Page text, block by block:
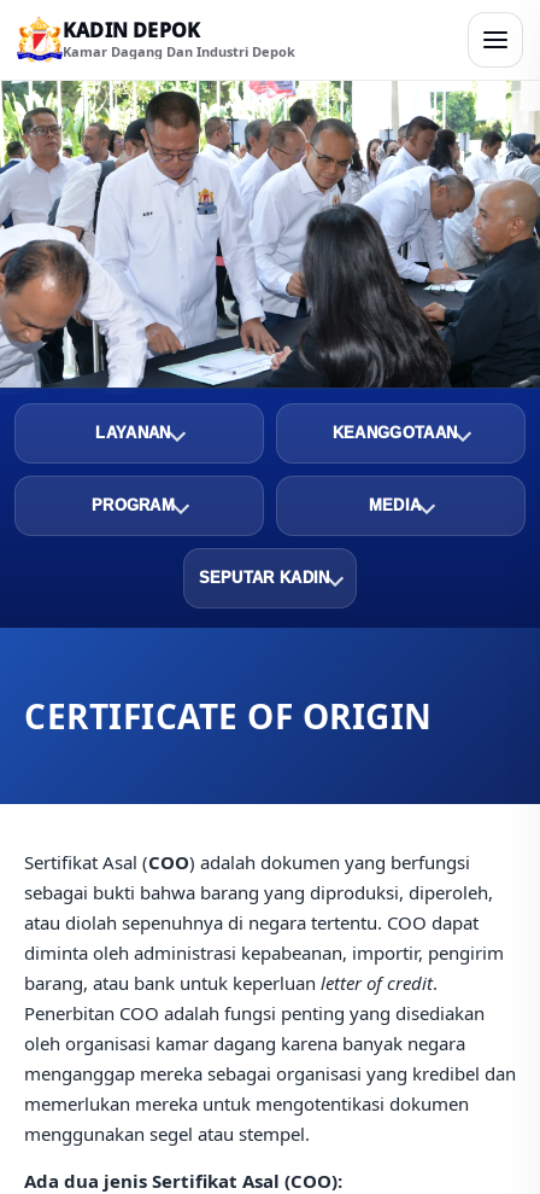
KADIN DEPOK
Kamar Dagang Dan Industri Depok
LAYANAN KEANGGOTAAN
PROGRAM MEDIA
SEPUTAR KADIN
CERTIFICATE OF ORIGIN
Sertifikat Asal (COO) adalah dokumen yang berfungsi
sebagai bukti bahwa barang yang diproduksi, diperoleh,
atau diolah sepenuhnya di negara tertentu. COO dapat
diminta oleh administrasi kepabeanan, importir, pengirim
barang, atau bank untuk keperluan letter of credit.
Penerbitan COO adalah fungsi penting yang disediakan
oleh organisasi kamar dagang karena banyak negara
menganggap mereka sebagai organisasi yang kredibel dan
memerlukan mereka untuk mengotentikasi dokumen
menggunakan segel atau stempel.
Ada dua jenis Sertifikat Asal (COO):